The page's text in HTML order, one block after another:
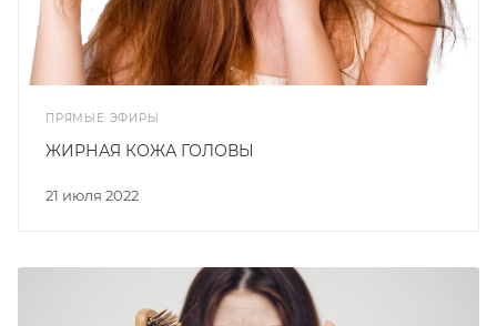
ПРЯМЫЕ ЭФИРЫ
21 июля 2022
ЖИРНАЯ КОЖА ГОЛОВЫ